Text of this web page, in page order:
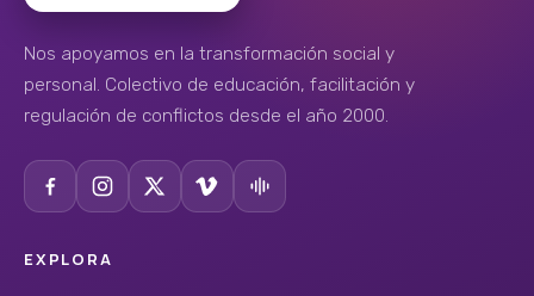
Nos apoyamos en la transformación social y
personal. Colectivo de educación, facilitación y
regulación de conflictos desde el año 2000.
EXPLORA